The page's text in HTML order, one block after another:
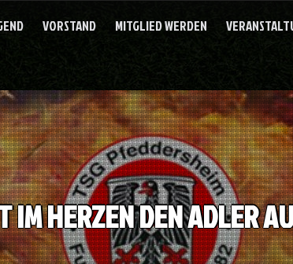
VORSTAND MITGLIED WERDEN
IM HERZEN DEN ADLER